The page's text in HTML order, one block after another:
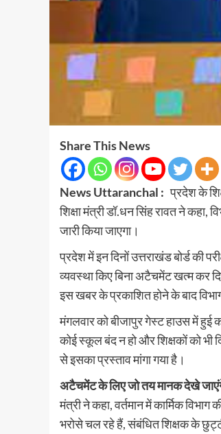
Share This News
News Uttaranchal :प्रदेश के
शिक्षा मंत्री डॉ.धन सिंह रावत ने
जारी किया जाएगा।
प्रदेश में इन दिनों उत्तराखंड बोर्ड की
व्यवस्था किए बिना अटैचमेंट खत्म कर
इस खबर के प्रकाशित होने के बाद
मंगलवार को बीजापुर गेस्ट हाउस में हुई
कोई स्कूल बंद न हो और शिक्षकों को भी
से इसका प्रस्ताव मांगा गया है।
अटैचमेंट के लिए जो तय मानक देखे
मंत्री ने कहा, वर्तमान में कार्मिक
भरोसे चल रहे हैं, संबंधित शिक्षक के